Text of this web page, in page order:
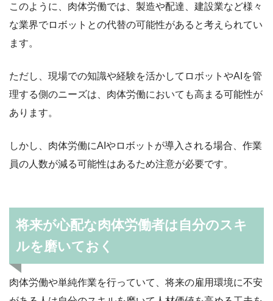
このように、肉体労働では、製造や配達、建設業など様々
な業界でロボットとの代替の可能性があると考えられてい
ます。
ただし、現場での知識や経験を活かしてロボットやAIを管
理する側のニーズは、肉体労働においても高まる可能性が
あります。
しかし、肉体労働にAIやロボットが導入される場合、作業
員の人数が減る可能性はあるため注意が必要です。
将来が心配な肉体労働者は自分のスキ
ルを磨いておく
肉体労働や単純作業を行っていて、将来の雇用環境に不安